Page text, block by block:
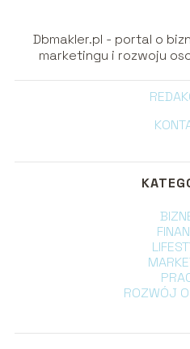
Dbmakler.pl - portal o
marketingu i rozwoju
ROZWÓJ